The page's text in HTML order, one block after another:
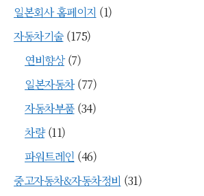
일본회사 홈페이지 (1)
자동차기술(175)
연비향상(7)
일본자동차(77)
자동차부품(34)
차량(11)
파워트레인 (46)
중고자동차&자동차정비 (31)